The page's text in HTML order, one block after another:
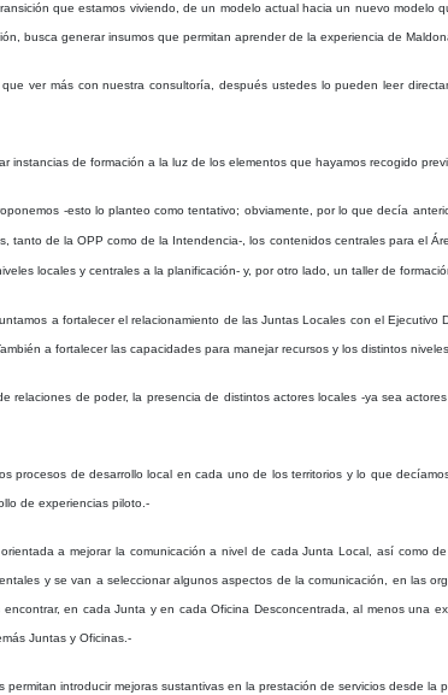
que estamos viviendo, de un modelo actual hacia un nuevo
busca generar insumos que permitan aprender de la experiencia de
ver más con nuestra consultoría, después ustedes lo pueden leer
de formación a la luz de los elementos que hayamos recogido
-esto lo planteo como tentativo; obviamente, por lo que decía
tanto de la OPP como de la Intendencia-, los contenidos centrales para el
locales y centrales a la planificación- y, por otro lado, un taller de
a fortalecer el relacionamiento de las Juntas Locales con el
a fortalecer las capacidades para manejar recursos y los distintos
de poder, la presencia de distintos actores locales -ya sea
procesos de desarrollo local en cada uno de los territorios y lo que
de experiencias piloto.-
a mejorar la comunicación a nivel de cada Junta Local, así como
y se van a seleccionar algunos aspectos de la comunicación, en las
en cada Junta y en cada Oficina Desconcentrada, al menos una
Juntas y Oficinas.-
introducir mejoras sustantivas en la prestación de servicios desde la